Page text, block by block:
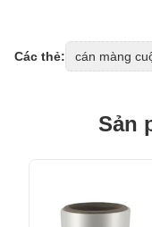
Các thẻ: cán màng
Sản